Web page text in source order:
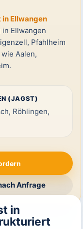
Ellwangen
Ellwangen
Pfahlheim
Aalen,
(JAGST)
Röhlingen,
Anfrage
in